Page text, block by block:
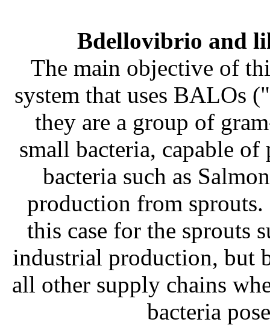
Bdellovibrio and
The main objective of
system that uses BALOs
they are a group of
small bacteria, capable
bacteria such as
production from
this case for the sprouts
industrial production, but
all other supply chains
bacteria